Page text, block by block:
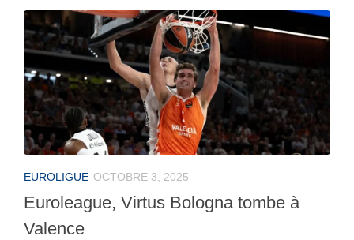
EUROLIGUE OCTOBRE 3, 2025
Euroleague, Virtus Bologna tombe à
Valence